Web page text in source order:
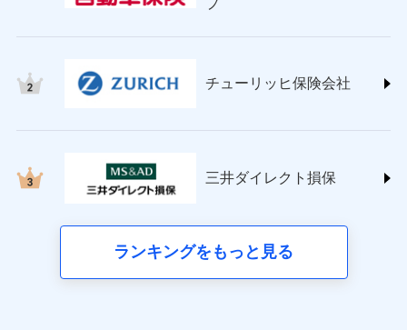
チューリッヒ保険会社 (https://www.zurich.co.jp/)
(https://www.nisshinfire.co.jp/)
(https://www.petfamilyins.co.jp/)
ins.com/)
三井ダイレクト損害保険株式会社
プ
チューリッヒ保険会社
三井ダイレクト損保
ランキングをもっと見る